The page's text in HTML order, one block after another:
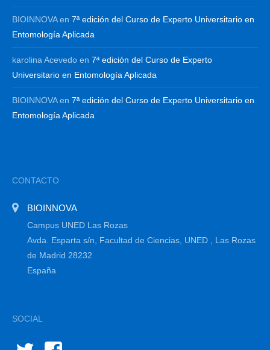
BIOINNOVAen 7ª edición del Curso de Experto Universitario en
Entomología Aplicada
karolina Acevedo en 7ª edición del Curso de Experto
Universitario en Entomología Aplicada
BIOINNOVAen 7ª edición del Curso de Experto Universitario en
Entomología Aplicada
CONTACTO
BIOINNOVA
Campus UNED Las Rozas
Avda. Esparta s/n, Facultad de Ciencias, UNED , Las Rozas
de Madrid 28232
España
SOCIAL